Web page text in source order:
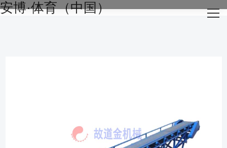
安博·体育（中国）
网站安博·体育（中国）